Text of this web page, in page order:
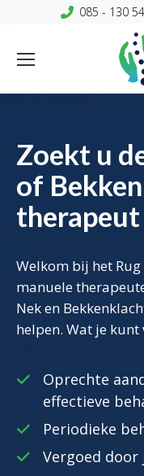
085 - 130
Zoekt u
of
Welkom bij het
manuele
Nek en
helpen. Wat je kunt
Oprechte
effectieve
Periodieke
Vergoed door